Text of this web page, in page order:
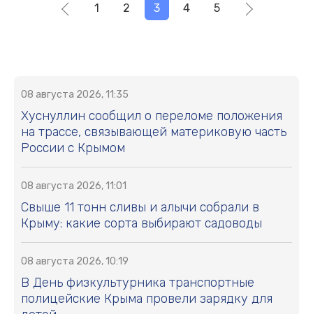
1 2 3 4 5
08 августа 2026, 11:35
Хуснуллин сообщил о переломе положения
на трассе, связывающей материковую часть
России с Крымом
08 августа 2026, 11:01
Свыше 11 тонн сливы и алычи собрали в
Крыму: какие сорта выбирают садоводы
08 августа 2026, 10:19
В День физкультурника транспортные
полицейские Крыма провели зарядку для